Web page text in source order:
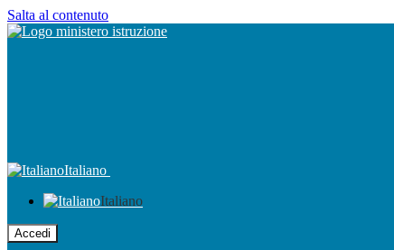
Salta al contenuto
Italiano
Italiano
Accedi